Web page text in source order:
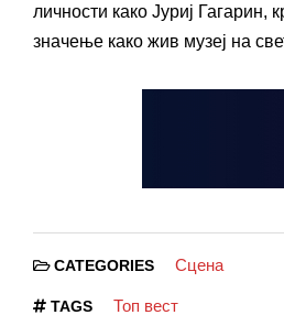
личности како Јуриј
значење како жив музеј на
CATEGORIES Сцена
TAGS Топ вест